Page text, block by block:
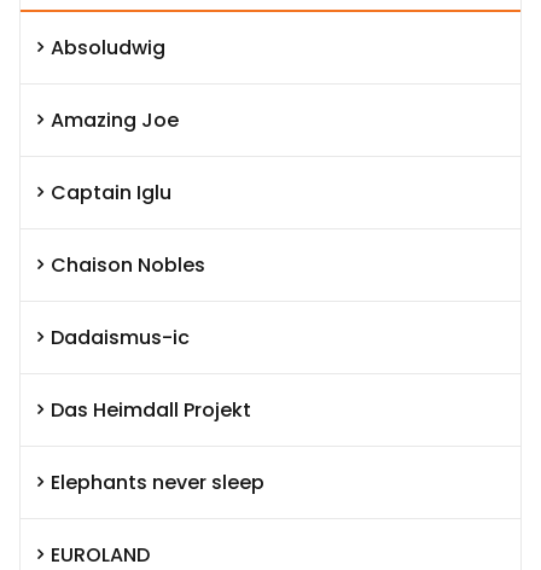
Absoludwig
Amazing Joe
Captain Iglu
Chaison Nobles
Dadaismus-ic
Das Heimdall Projekt
Elephants never sleep
EUROLAND